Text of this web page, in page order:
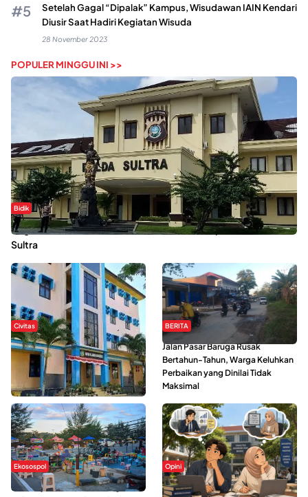
Setelah Gagal “Dipalak” Kampus, Wisudawan IAIN Kendari
Diusir Saat Hadiri Kegiatan Wisuda
28 November 2023
POPULER MINGGU INI >>
Bidik
Dugaan Kekerasan Seksual di UIN Kendari Dilaporkan ke Polda
Sultra
Civitas
Di Balik Kehidupan Ma’had Al-
Jami’ah UIN Kendari : Mahasiswa
Ceritakan Manfaat dan Tantangan
BERITA
Jalan Pasar Baruga Rusak
Bertahun-Tahun, Warga Keluhkan
Perbaikan yang Dinilai Tidak
Maksimal
Ekosospol
Ramainya Aktivitas Olahraga di
Opini
Kerasnya Kehidupan Mahasiswa di